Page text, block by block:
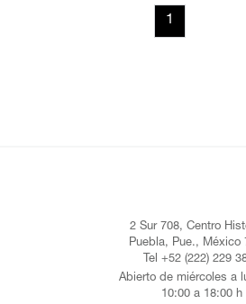
1
2 Sur 708, Centro
Puebla, Pue., México
Tel +52 (222) 229
Abierto de miércoles a
10:00 a 18:00 h